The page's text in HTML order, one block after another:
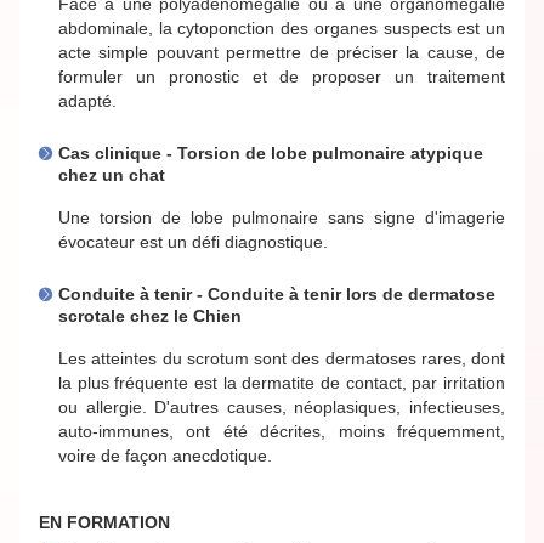
Face à une polyadénomégalie ou à une organomégalie
abdominale, la cytoponction des organes suspects est un
acte simple pouvant permettre de préciser la cause, de
formuler un pronostic et de proposer un traitement
adapté.
Cas clinique - Torsion de lobe pulmonaire atypique
chez un chat
Une torsion de lobe pulmonaire sans signe d'imagerie
évocateur est un défi diagnostique.
Conduite à tenir - Conduite à tenir lors de dermatose
scrotale chez le Chien
Les atteintes du scrotum sont des dermatoses rares, dont
la plus fréquente est la dermatite de contact, par irritation
ou allergie. D'autres causes, néoplasiques, infectieuses,
auto-immunes, ont été décrites, moins fréquemment,
voire de façon anecdotique.
EN FORMATION